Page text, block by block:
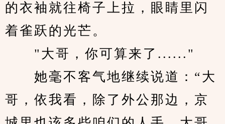
的衣袖就往椅子上拉，眼睛里闪
着雀跃的光芒。
"大哥，你可算来了......"
她毫不客气地继续说道：“大
哥，依我看，除了外公那边，京